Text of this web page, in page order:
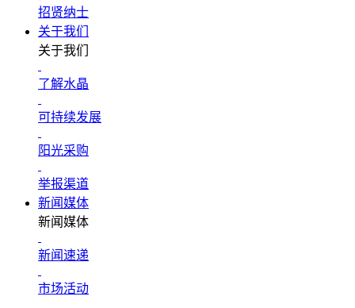
招贤纳士
关于我们
关于我们
了解水晶
可持续发展
阳光采购
举报渠道
新闻媒体
新闻媒体
新闻速递
市场活动